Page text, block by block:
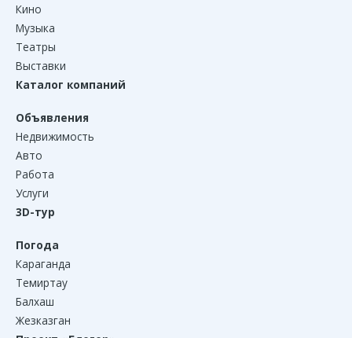
Кино
Музыка
Театры
Выставки
Каталог компаний
Объявления
Недвижимость
Авто
Работа
Услуги
3D-тур
Погода
Караганда
Темиртау
Балхаш
Жезказган